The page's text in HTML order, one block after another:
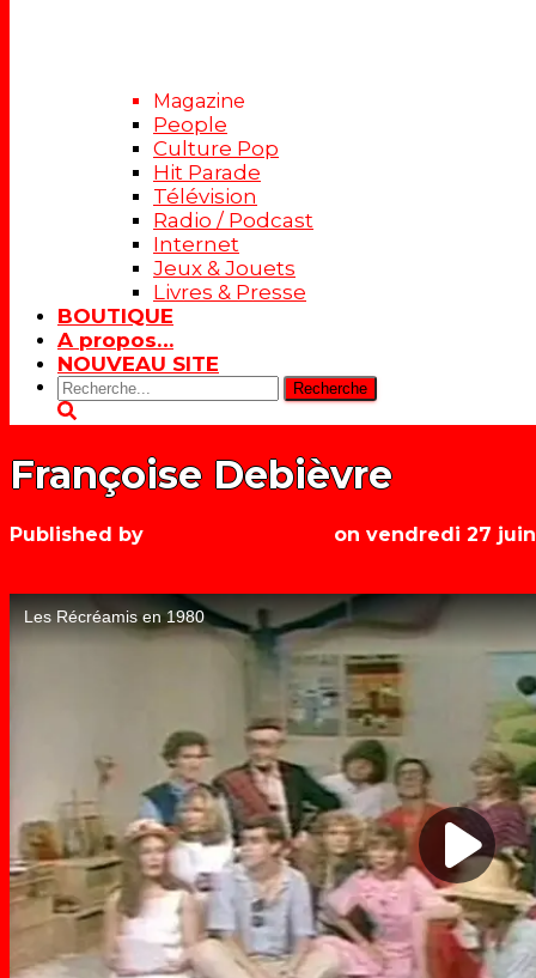
Magazine
People
Culture Pop
Hit Parade
Télévision
Radio / Podcast
Internet
Jeux & Jouets
Livres & Presse
BOUTIQUE
A propos…
NOUVEAU SITE
Rechercher:
Françoise Debièvre
Published by on vendredi 27